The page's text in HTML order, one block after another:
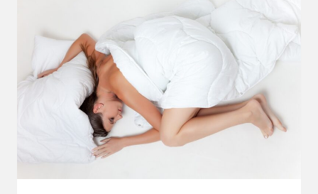
AIRES
ACONDICIONADOS